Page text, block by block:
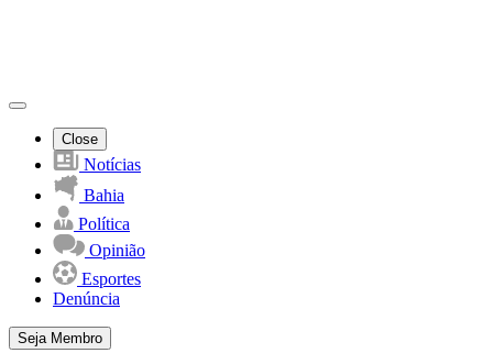
Close
Notícias
Bahia
Política
Opinião
Esportes
Denúncia
Seja Membro